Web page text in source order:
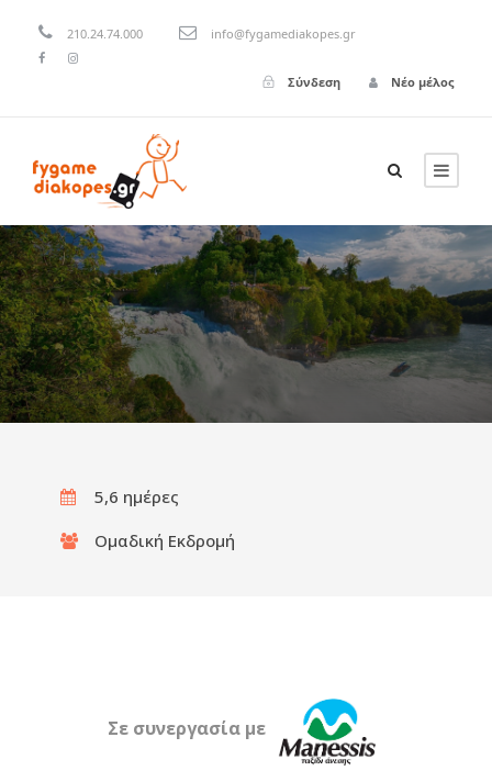
210.24.74.000 info@fygamediakopes.gr
Σύνδεση Νέο μέλος
5,6 ημέρες
Ομαδική Εκδρομή
Σε συνεργασία με